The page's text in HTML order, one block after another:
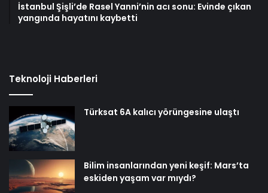
İstanbul Şişli’de Rasel Yanni’nin acı sonu: Evinde çıkan
yangında hayatını kaybetti
Teknoloji Haberleri
Türksat 6A kalıcı yörüngesine ulaştı
Bilim insanlarından yeni keşif: Mars’ta
eskiden yaşam var mıydı?